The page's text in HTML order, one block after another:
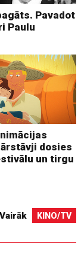
Pavadot
Paulu
dosies
un tirgu
Vairāk KINO/TV